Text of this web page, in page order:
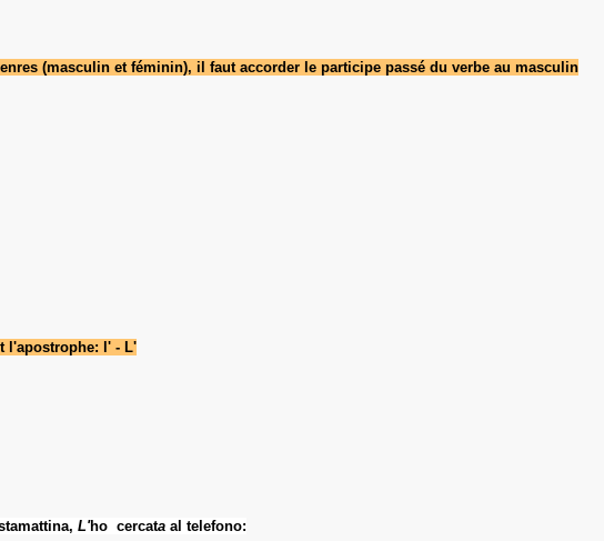
(masculin et féminin), il faut accorder le participe passé du verbe au masculin
l'apostrophe: l' - L'
L'ho cercata al telefono: